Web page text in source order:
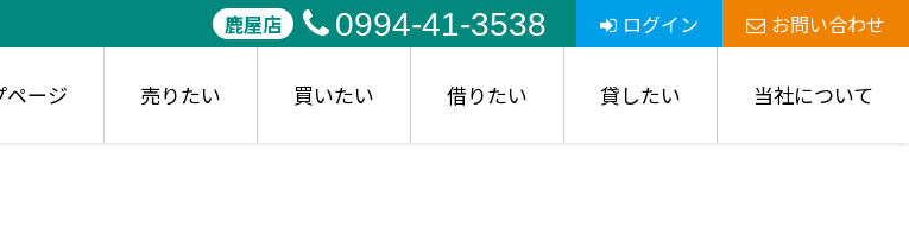
鹿屋店 0994-41-3538 ログイン お問い合わせ
ページ 売りたい 買いたい 借りたい 貸したい 当社について